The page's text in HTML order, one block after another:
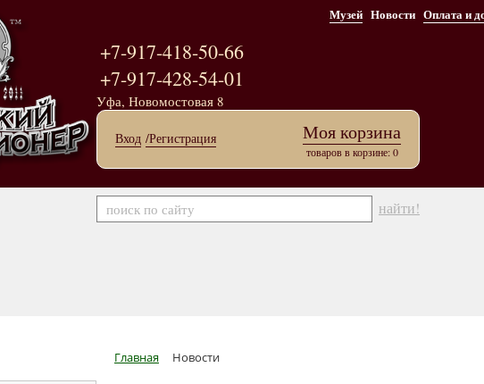
Музей Новости Оплата и
+7-917-418-50-66
+7-917-428-54-01
Уфа, Новомостовая 8
Вход /Регистрация Моя корзина
товаров в корзине: 0
найти!
Главная Новости